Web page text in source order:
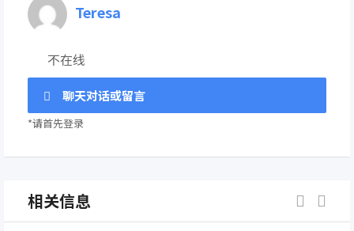
Teresa
不在线
聊天对话或留言
*请首先登录
相关信息